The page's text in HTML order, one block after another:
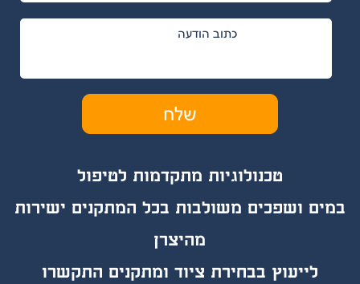
טכנולוגיות מתקדמות לטיפול
במים ושפכים משולבות בכל המתקנים ישירות
מהיצרן
לייעוץ בבחירת ציוד ומתקנים התקשרו